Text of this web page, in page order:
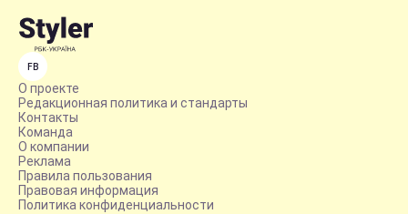
FB
О проекте
Редакционная политика и стандарты
Контакты
Команда
О компании
Реклама
Правила пользования
Правовая информация
Политика конфиденциальности